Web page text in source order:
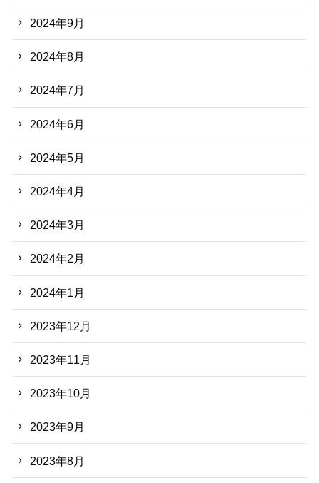
2024年9月
2024年8月
2024年7月
2024年6月
2024年5月
2024年4月
2024年3月
2024年2月
2024年1月
2023年12月
2023年11月
2023年10月
2023年9月
2023年8月